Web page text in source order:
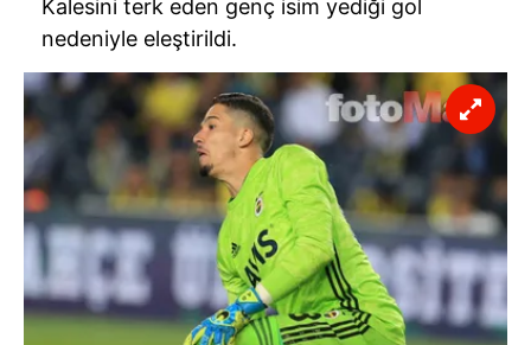
Kalesini terk eden genç isim yediği gol
nedeniyle eleştirildi.